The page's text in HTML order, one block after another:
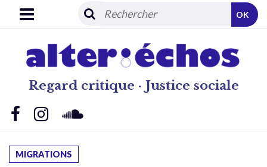
Regard critique · Justice sociale
OK
MIGRATIONS